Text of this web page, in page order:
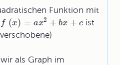
Funktion mit
f (x) = ax2 + bx + c ist
als Graph im